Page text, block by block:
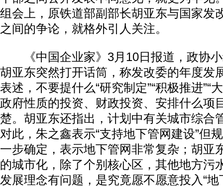
组会上，原铁道部副部长胡亚东与国家发
之间的争论，就格外引人关注。
《中国企业家》3月10日报道，政协小
胡亚东突然打开话筒，称发改委的年度发
表述，不要提什么“研究制定”“积极推进”“
政府性质的投资、财政投资、安排什么项
楚。胡亚东还指出，计划中有关城市综合
对此，朱之鑫表示“支持地下管网建设”但
一步确定，表示地下管网非常复杂；胡亚
的城市化，除了个别核心区，其他地方污
发展理念有问题，是究竟愿不愿意投入“地